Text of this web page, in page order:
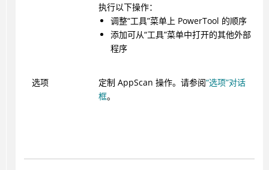
执行以下操作：
调整“工具”菜单上 PowerTool 的顺序
添加可从“工具”菜单中打开的其他外部
程序
选项 定制 AppScan 操作。请参阅“选项”对话
框。